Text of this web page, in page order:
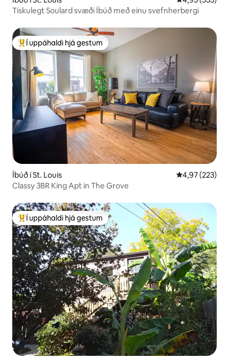
Tískulegt Soulard svæði Íbúð með einu svefnherbergi
Í mestu uppáhaldi hjá gestum
Í uppáhaldi hjá gestum
Íbúð í St. Louis 4,97 af 5 í
4,97 (223)
Classy 3BR King Apt in The Grove
Í mestu uppáhaldi hjá gestum
Í uppáhaldi hjá gestum